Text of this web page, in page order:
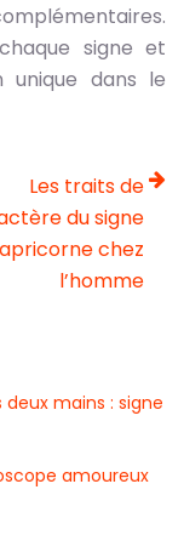
signe et
unique dans le
Les traits de
du signe
chez
l’homme
deux mains : signe
amoureux